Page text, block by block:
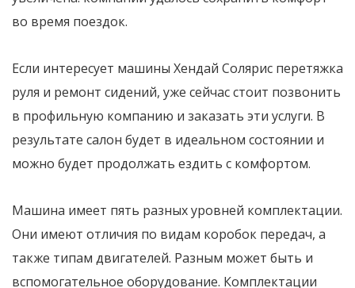
во время поездок.
Если интересует машины Хендай Солярис перетяжка
руля и ремонт сидений, уже сейчас стоит позвонить
в профильную компанию и заказать эти услуги. В
результате салон будет в идеальном состоянии и
можно будет продолжать ездить с комфортом.
Машина имеет пять разных уровней комплектации.
Они имеют отличия по видам коробок передач, а
также типам двигателей. Разным может быть и
вспомогательное оборудование. Комплектации